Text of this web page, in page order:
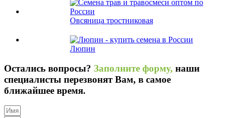
Овсяница тростниковая
Люпин
Остались вопросы? Заполните форму, наши
специалисты перезвонят Вам, в самое
ближайшее время.